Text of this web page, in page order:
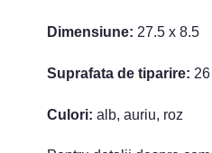
Dimensiune: 27.5 x 8.5
Suprafata de tiparire:
Culori: alb, auriu, roz